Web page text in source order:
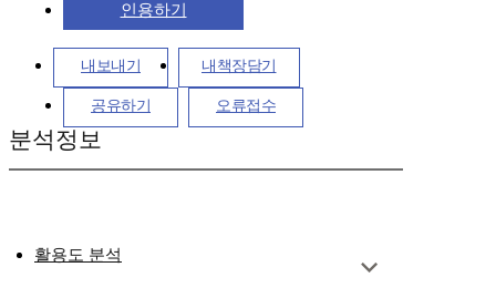
인용하기
내보내기 내책장담기
공유하기 오류접수
분석정보
활용도 분석